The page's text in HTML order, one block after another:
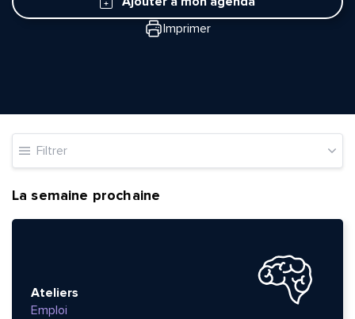
Imprimer
Filtrer
La semaine prochaine
Ateliers
Emploi